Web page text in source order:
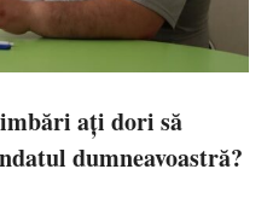
ați dori să
dumneavoastră?